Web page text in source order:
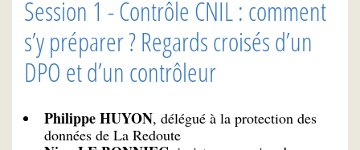
Session 1 - Contrôle CNIL : comment
s’y préparer ? Regards croisés d’un
DPO et d’un contrôleur
Philippe HUYON, délégué à la protection des
données de La Redoute